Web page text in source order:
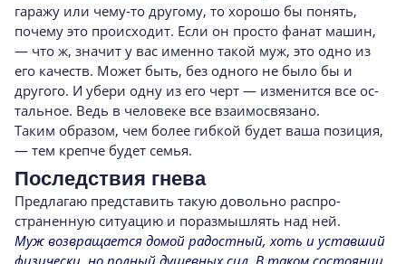
гаражу или чему-то другому, то хоро­шо бы понять,
почему это происходит. Если он просто фанат машин,
— что ж, значит у вас именно такой муж, это одно из
его качеств. Может быть, без одного не было бы и
другого. И убери одну из его черт — изменится все ос­
тальное. Ведь в человеке все взаимосвязано.
Таким образом, чем более гибкой будет ва­ша позиция,
— тем крепче будет семья.
Последствия гнева
Предлагаю представить такую довольно распро­
страненную ситуацию и поразмышлять над ней.
Муж возвращается домой радостный, хоть и уставший
физически, но полный душевных сил. В таком состоянии